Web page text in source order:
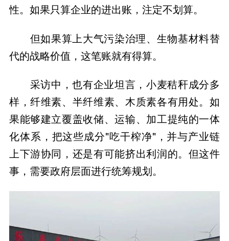
性。如果只算企业的进出账，注定不划算。
但如果算上大气污染治理、生物基材料替
代的战略价值，这笔账就有得算。
采访中，也有企业坦言，小麦秸秆成分多
样，纤维素、半纤维素、木质素各有用处。如
果能够建立覆盖收储、运输、加工提纯的一体
化体系，把这些成分"吃干榨净"，并与产业链
上下游协同，还是有可能挤出利润的。但这件
事，需要政府层面进行统筹规划。